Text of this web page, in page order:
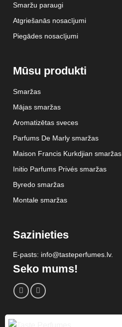
Smaržu paraugi
Atgriešanās nosacījumi
Piegādes nosacījumi
Mūsu produkti
Smaržas
Mājas smaržas
Aromatizētas sveces
Parfums De Marly smaržas
Maison Francis Kurkdjian smaržas
Initio Parfums Privés smaržas
Byredo smaržas
Montale smaržas
Sazinieties
E-pasts: info@tasteperfumes.lv.
Seko mums!